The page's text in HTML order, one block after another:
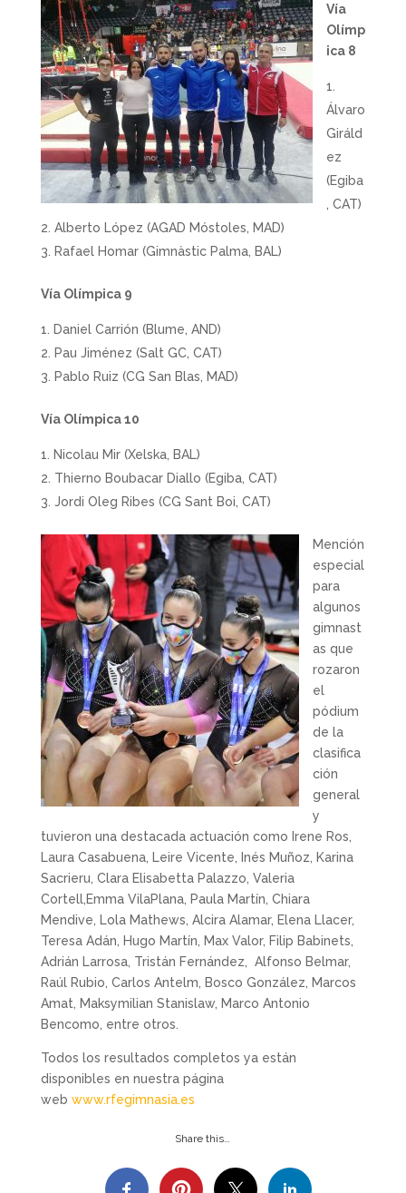
Vía
Olímp
ica 8
Álvaro
Giráld
ez
(Egiba
, CAT)
Alberto López (AGAD Móstoles, MAD)
Rafael Homar (Gimnàstic Palma, BAL)
Vía Olímpica 9
Daniel Carrión (Blume, AND)
Pau Jiménez (Salt GC, CAT)
Pablo Ruiz (CG San Blas, MAD)
Vía Olímpica 10
Nicolau Mir (Xelska, BAL)
Thierno Boubacar Diallo (Egiba, CAT)
Jordi Oleg Ribes (CG Sant Boi, CAT)
Mención
especial
para
algunos
gimnast
as que
rozaron
el
pódium
de la
clasifica
ción
general
y
tuvieron una destacada actuación como Irene Ros,
Laura Casabuena, Leire Vicente, Inés Muñoz, Karina
Sacrieru, Clara Elisabetta Palazzo, Valeria
Cortell,Emma VilaPlana, Paula Martín, Chiara
Mendive, Lola Mathews, Alcira Alamar, Elena Llacer,
Teresa Adán, Hugo Martín, Max Valor, Filip Babinets,
Adrián Larrosa, Tristán Fernández, Alfonso Belmar,
Raúl Rubio, Carlos Antelm, Bosco González, Marcos
Amat, Maksymilian Stanislaw, Marco Antonio
Bencomo, entre otros.
Todos los resultados completos ya están
disponibles en nuestra página
web www.rfegimnasia.es
Share this…